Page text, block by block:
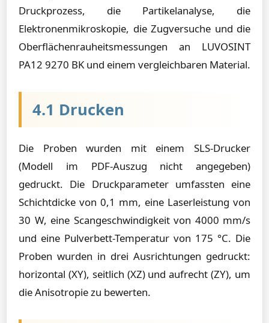
Druckprozess, die Partikelanalyse, die
Elektronenmikroskopie, die Zugversuche und die
Oberflächenrauheitsmessungen an LUVOSINT
PA12 9270 BK und einem vergleichbaren Material.
4.1 Drucken
Die Proben wurden mit einem SLS-Drucker
(Modell im PDF-Auszug nicht angegeben)
gedruckt. Die Druckparameter umfassten eine
Schichtdicke von 0,1 mm, eine Laserleistung von
30 W, eine Scangeschwindigkeit von 4000 mm/s
und eine Pulverbett-Temperatur von 175 °C. Die
Proben wurden in drei Ausrichtungen gedruckt:
horizontal (XY), seitlich (XZ) und aufrecht (ZY), um
die Anisotropie zu bewerten.